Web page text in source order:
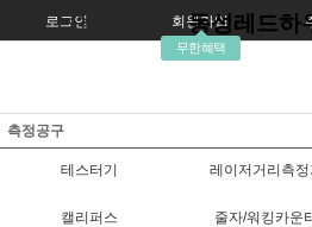
로그인 회원가입
무한혜택
동성레드하
측정공구
테스터기 레이저거리측정
캘리퍼스 줄자/워킹카운